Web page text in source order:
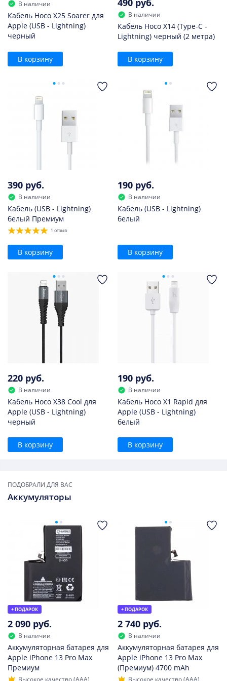
В наличии
Кабель Hoco X25 Soarer для
Apple (USB - Lightning)
черный
В корзину
490 руб.
В наличии
Кабель Hoco X14 (Type-C -
Lightning) черный (2 метра)
В корзину
390 руб.
В наличии
Кабель (USB - Lightning)
белый Премиум
1 отзыв
В корзину
190 руб.
В наличии
Кабель (USB - Lightning)
белый
В корзину
220 руб.
В наличии
Кабель Hoco X38 Cool для
Apple (USB - Lightning)
черный
В корзину
190 руб.
В наличии
Кабель Hoco X1 Rapid для
Apple (USB - Lightning)
белый
В корзину
ПОДОБРАЛИ ДЛЯ ВАС
Аккумуляторы
+ ПОДАРОК
2 090 руб.
В наличии
Аккумуляторная батарея для
Apple iPhone 13 Pro Max
Премиум
+ ПОДАРОК
2 740 руб.
В наличии
Аккумуляторная батарея для
Apple iPhone 13 Pro Max
(Премиум) 4700 mAh